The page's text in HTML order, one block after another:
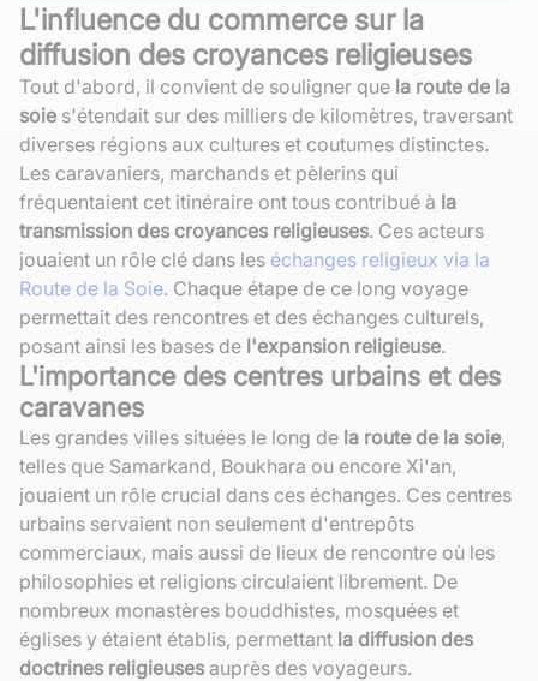
L'influence du commerce sur la
diffusion des croyances religieuses
Tout d'abord, il convient de souligner que la route de la
soie s'étendait sur des milliers de kilomètres, traversant
diverses régions aux cultures et coutumes distinctes.
Les caravaniers, marchands et pèlerins qui
fréquentaient cet itinéraire ont tous contribué à la
transmission des croyances religieuses. Ces acteurs
jouaient un rôle clé dans les échanges religieux via la
Route de la Soie. Chaque étape de ce long voyage
permettait des rencontres et des échanges culturels,
posant ainsi les bases de l'expansion religieuse.
L'importance des centres urbains et des
caravanes
Les grandes villes situées le long de la route de la soie,
telles que Samarkand, Boukhara ou encore Xi'an,
jouaient un rôle crucial dans ces échanges. Ces centres
urbains servaient non seulement d'entrepôts
commerciaux, mais aussi de lieux de rencontre où les
philosophies et religions circulaient librement. De
nombreux monastères bouddhistes, mosquées et
églises y étaient établis, permettant la diffusion des
doctrines religieuses auprès des voyageurs.